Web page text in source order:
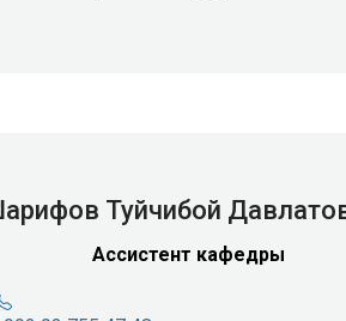
Туйчибой
Ассистент кафедры